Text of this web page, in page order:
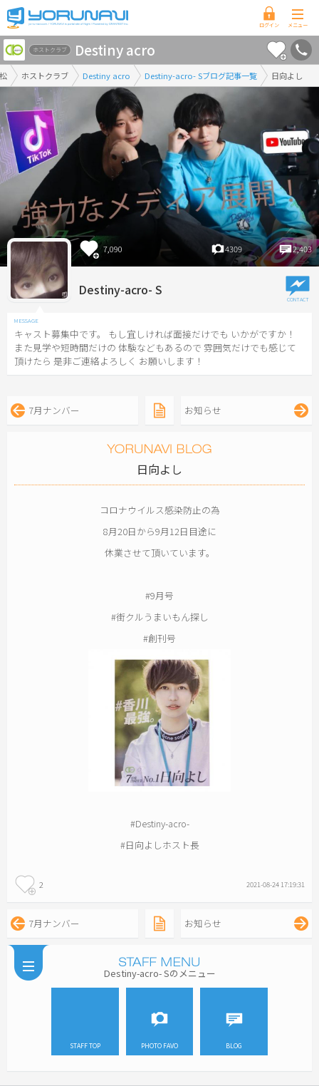
香
川
県
版
ホストクラブ Destiny acro Destiny-acro- Sブログ記事一覧 日向よし
ホストクラブ Destiny acro
7,090 4309 2,403
Destiny-acro- S
キャスト募集中です。 もし宜しければ面接だけでも いかがですか！
また見学や短時間だけの 体験などもあるので 雰囲気だけでも感じて
頂けたら 是非ご連絡よろしく お願いします！
7月ナンバー お知らせ
日向よし
コロナウイルス感染防止の為
8月20日から9月12日目途に
休業させて頂いています。
#9月号
#街クルうまいもん探し
#創刊号
#Destiny-acro-
#日向よしホスト長
2 2021-08-24 17:19:31
7月ナンバー お知らせ
Destiny-acro- Sのメニュー
STAFF TOP PHOTO FAVO BLOG